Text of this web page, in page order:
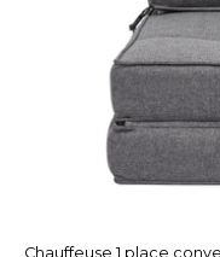
Chauffeuse 1 place